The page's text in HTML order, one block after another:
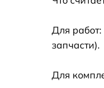
Для
запчасти).
Для